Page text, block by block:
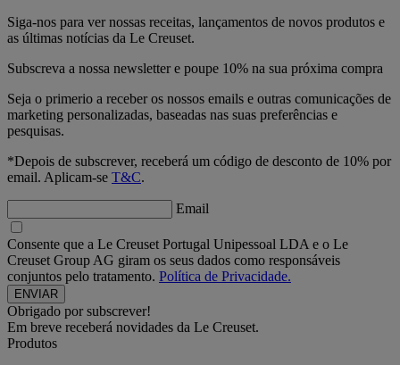
Siga-nos para ver nossas receitas, lançamentos de novos produtos e
as últimas notícias da Le Creuset.
Subscreva a nossa newsletter e poupe 10% na sua próxima compra
Seja o primerio a receber os nossos emails e outras comunicações de
marketing personalizadas, baseadas nas suas preferências e
pesquisas.
*Depois de subscrever, receberá um código de desconto de 10% por
email. Aplicam-se T&C.
Email
Consente que a Le Creuset Portugal Unipessoal LDA e o Le
Creuset Group AG giram os seus dados como responsáveis
conjuntos pelo tratamento. Política de Privacidade.
Obrigado por subscrever!
Em breve receberá novidades da Le Creuset.
Produtos